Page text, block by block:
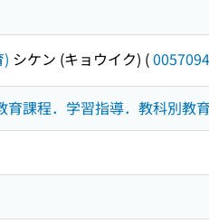
シケン (キョウイク) (
育課程．学習指導．教科別教育